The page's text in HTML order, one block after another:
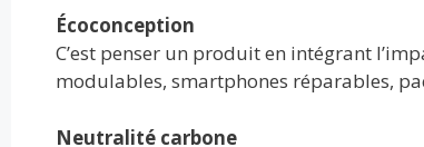
Écoconception
C’est penser un produit en intégrant
modulables, smartphones réparables,
Neutralité carbone